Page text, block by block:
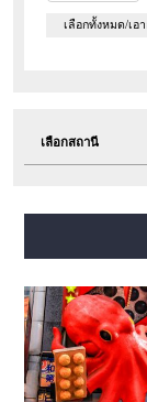
เลือกทั้งหมด/เอ
เลือกสถานี
สายอิมาซาโตะซุจิ